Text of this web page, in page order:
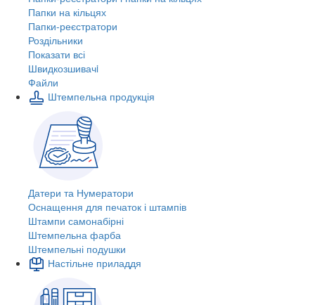
Папки на кільцях
Папки-реєстратори
Роздільники
Показати всі
Швидкозшивачi
Файли
Штемпельна продукція
Датери та Нумератори
Оснащення для печаток і штампів
Штампи самонабірні
Штемпельна фарба
Штемпельні подушки
Настільне приладдя